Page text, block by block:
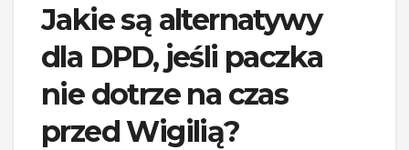
Jakie są alternatywy
dla DPD, jeśli paczka
nie dotrze na czas
przed Wigilią?